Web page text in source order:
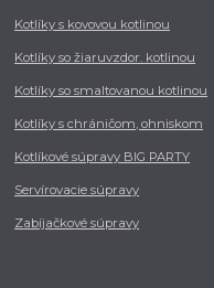
Kotlíky s kovovou kotlinou
Kotlíky so žiaruvzdor. kotlinou
Kotlíky so smaltovanou kotlinou
Kotlíky s chráničom, ohniskom
Kotlíkové súpravy BIG PARTY
Servírovacie súpravy
Zabíjačkové súpravy